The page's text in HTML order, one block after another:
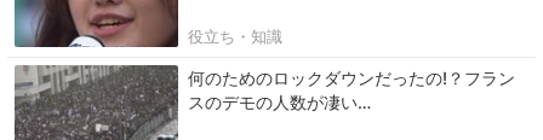
役立ち・知識
何のためのロックダウンだったの!？フラン
スのデモの人数が凄い…